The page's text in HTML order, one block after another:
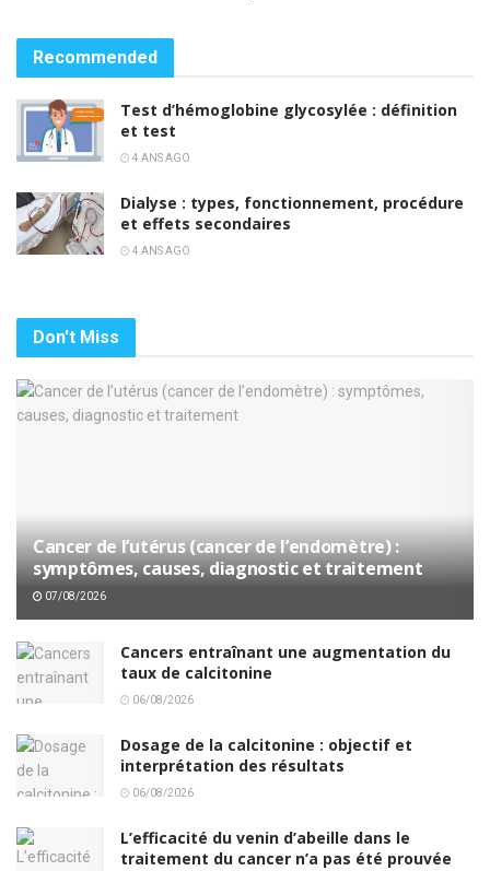
Recommended
Test d’hémoglobine glycosylée : définition
et test
4 ANS AGO
Dialyse : types, fonctionnement, procédure
et effets secondaires
4 ANS AGO
Don't Miss
Cancer de l’utérus (cancer de l’endomètre) :
symptômes, causes, diagnostic et traitement
07/08/2026
Cancers entraînant une augmentation du
taux de calcitonine
06/08/2026
Dosage de la calcitonine : objectif et
interprétation des résultats
06/08/2026
L’efficacité du venin d’abeille dans le
traitement du cancer n’a pas été prouvée